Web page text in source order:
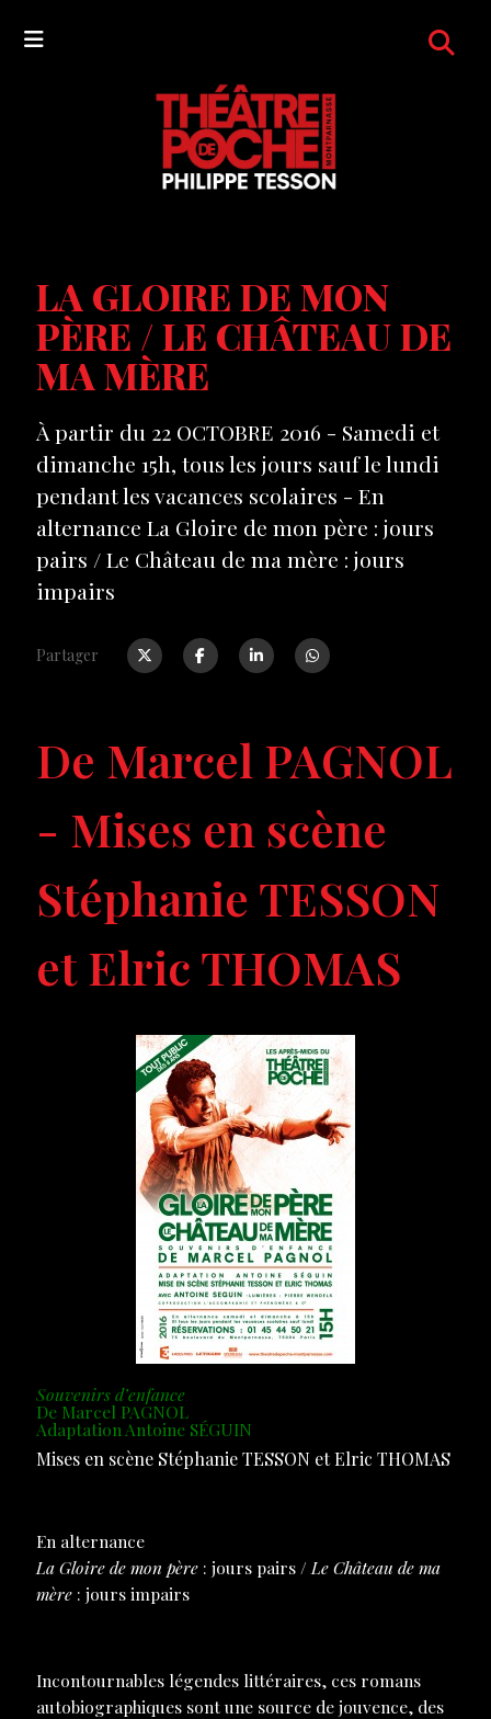
LA GLOIRE DE MON
PÈRE / LE CHÂTEAU DE
MA MÈRE
À partir du 22 OCTOBRE 2016 - Samedi et
dimanche 15h, tous les jours sauf le lundi
pendant les vacances scolaires - En
alternance La Gloire de mon père : jours
pairs / Le Château de ma mère : jours
impairs
Partager
De Marcel PAGNOL
- Mises en scène
Stéphanie TESSON
et Elric THOMAS
Souvenirs d’enfance
De Marcel PAGNOL
Adaptation Antoine SÉGUIN
Mises en scène Stéphanie TESSON et Elric THOMAS
En alternance
La Gloire de mon père: jours pairs / Le Château de ma
mère: jours impairs
Incontournables légendes littéraires, ces romans
autobiographiques sont une source de jouvence, des